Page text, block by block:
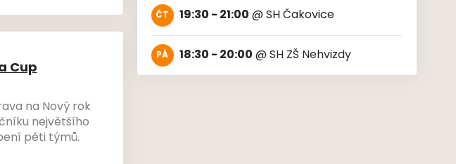
Cup
na Nový rok
největšího
pěti týmů.
ČT 19:30 - 21:00@SH Čakovice
PÁ 18:30 - 20:00@SH ZŠ Nehvizdy